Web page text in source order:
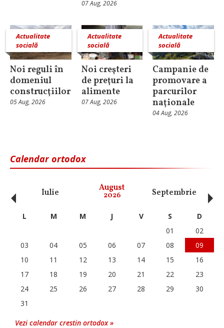
07 Aug, 2026
Actualitate
socială
Noi reguli în
domeniul
construcţiilor
05 Aug, 2026
Actualitate
socială
Noi creşteri
de preţuri la
alimente
07 Aug, 2026
Actualitate
socială
Campanie de
promovare a
parcurilor
naţionale
04 Aug, 2026
Calendar ortodox
Iulie August
2026 Septembrie
‹ L M M J V S
D
01
02
03
04 05 06 07 08
09
10
11 12 13 14 15
16
17
18 19 20 21 22
23
24
25 26 27 28 29
30
31
Vezi calendar crestin ortodox »